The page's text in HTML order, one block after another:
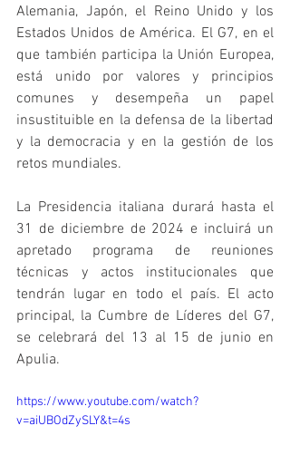
Alemania, Japón, el Reino Unido y los
Estados Unidos de América. El G7, en el
que también participa la Unión Europea,
está unido por valores y principios
comunes y desempeña un papel
insustituible en la defensa de la libertad
y la democracia y en la gestión de los
retos mundiales.
La Presidencia italiana durará hasta el
31 de diciembre de 2024 e incluirá un
apretado programa de reuniones
técnicas y actos institucionales que
tendrán lugar en todo el país. El acto
principal, la Cumbre de Líderes del G7,
se celebrará del 13 al 15 de junio en
Apulia.
https://www.youtube.com/watch?
v=aiUBOdZySLY&t=4s